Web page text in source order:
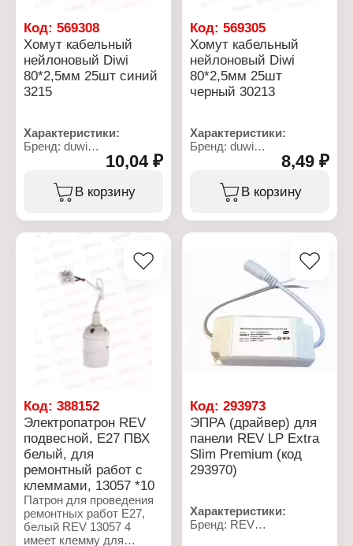
Код: 569308
Хомут кабельный
нейлоновый Diwi
80*2,5мм 25шт синий
3215
Характеристики:
Бренд: duwi
Артикул: 30215 5
Назначение: кабельный
Материал: нейлон
10,04 ₽
В корзину
Код:569305
Хомут кабельный
нейлоновый Diwi
80*2,5мм 25шт
черный 30213
Характеристики:
Бренд: duwi
Артикул: 30213 1
Назначение: кабельный
Материал: нейлон
8,49 ₽
В корзину
Код: 388152
Электропатрон REV
подвесной, Е27 ПВХ
белый, для
ремонтный работ с
клеммами, 13057 *10
Патрон для проведения
ремонтных работ E27,
белый REV 13057 4
имеет клемму для
Код:293973
ЭПРА (драйвер) для
панели REV LP Extra
Slim Premium (код
293970)
Характеристики:
Бренд: REV